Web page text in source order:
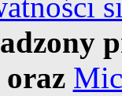
oraz